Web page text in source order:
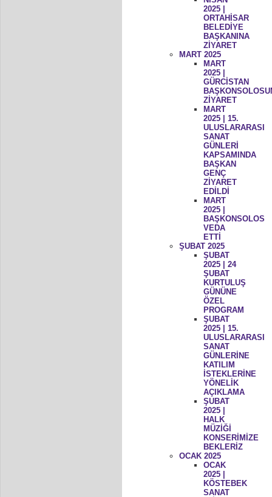
2025 |
ORTAHİSAR
BELEDİYE
BAŞKANINA
ZİYARET
MART 2025
MART
2025 |
GÜRCİSTAN
ZİYARET
MART
2025 | 15.
ULUSLARARASI
SANAT
GÜNLERİ
KAPSAMINDA
BAŞKAN
GENÇ
ZİYARET
EDİLDİ
MART
2025 |
BAŞKONSOLOS
VEDA
ETTİ
ŞUBAT 2025
ŞUBAT
2025 | 24
ŞUBAT
KURTULUŞ
GÜNÜNE
ÖZEL
PROGRAM
ŞUBAT
2025 | 15.
ULUSLARARASI
SANAT
GÜNLERİNE
KATILIM
İSTEKLERİNE
YÖNELİK
AÇIKLAMA
ŞUBAT
2025 |
HALK
MÜZİĞİ
KONSERİMİZE
BEKLERİZ
OCAK 2025
OCAK
2025 |
KÖSTEBEK
SANAT